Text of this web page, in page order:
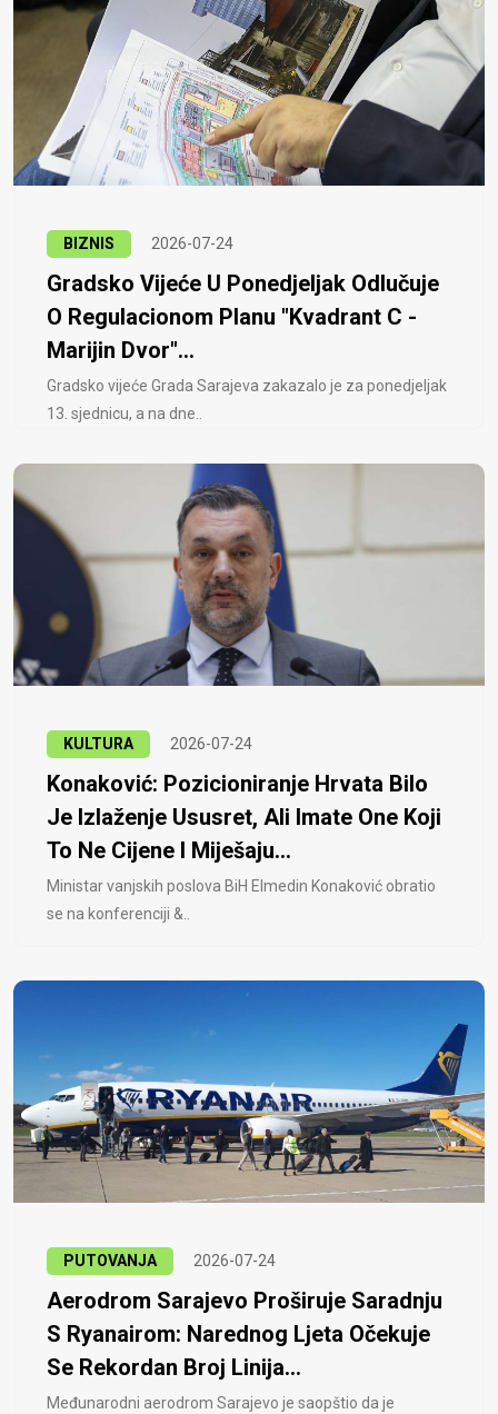
BIZNIS 2026-07-24
Gradsko Vijeće U Ponedjeljak Odlučuje
O Regulacionom Planu "Kvadrant C -
Marijin Dvor"...
Gradsko vijeće Grada Sarajeva zakazalo je za ponedjeljak
13. sjednicu, a na dne..
KULTURA 2026-07-24
Konaković: Pozicioniranje Hrvata Bilo
Je Izlaženje Ususret, Ali Imate One Koji
To Ne Cijene I Miješaju...
Ministar vanjskih poslova BiH Elmedin Konaković obratio
se na konferenciji &..
PUTOVANJA 2026-07-24
Aerodrom Sarajevo Proširuje Saradnju
S Ryanairom: Narednog Ljeta Očekuje
Se Rekordan Broj Linija...
Međunarodni aerodrom Sarajevo je saopštio da je